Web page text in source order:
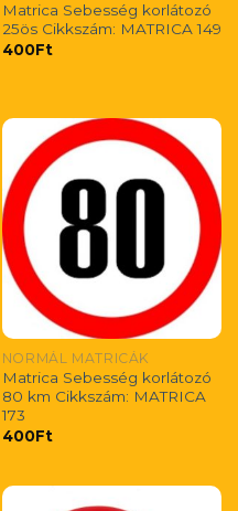
Matrica Sebesség korlátozó
25ös Cikkszám: MATRICA 149
400Ft
NORMÁL MATRICÁK
Matrica Sebesség korlátozó
80 km Cikkszám: MATRICA
173
400Ft